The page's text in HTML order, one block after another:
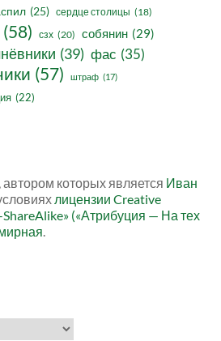
(25) сердце столицы (18)
(58) сзх (20) собянин (29)
(39) фас (35)
(57) штраф (17)
(22)
которых является Иван
лицензии Creative
(«Атрибуция — На тех
.